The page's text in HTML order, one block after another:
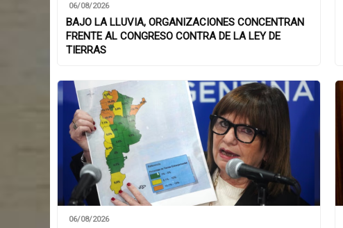
06/08/2026
BAJO LA LLUVIA, ORGANIZACIONES CONCENTRAN
FRENTE AL CONGRESO CONTRA DE LA LEY DE
TIERRAS
06/08/2026